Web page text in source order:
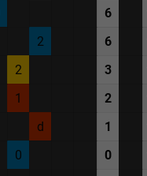
6
2 6
2 3
1 2
d 1
0 0